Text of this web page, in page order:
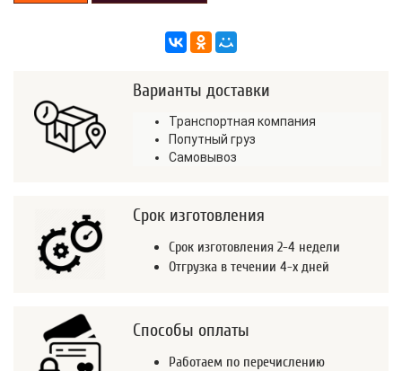
Варианты доставки
Транспортная компания
Попутный груз
Самовывоз
Срок изготовления
Срок изготовления 2-4 недели
Отгрузка в течении 4-х дней
Способы оплаты
Работаем по перечислению